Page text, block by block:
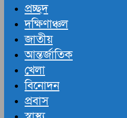
প্রচ্ছদ
দক্ষিণাঞ্চল
জাতীয়
আন্তর্জাতিক
খেলা
বিনোদন
প্রবাস